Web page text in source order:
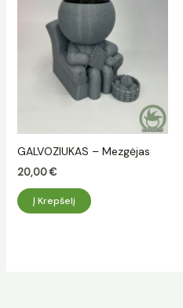
GALVOZIUKAS – Mezgėjas
20,00€
Į Krepšelį